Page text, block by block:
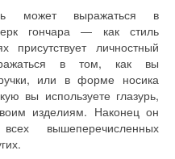
может выражаться в
гончара — как стиль
присутствует личностный
в том, как вы
или в форме носика
вы используете глазурь,
изделиям. Наконец он
вышеперечисленных